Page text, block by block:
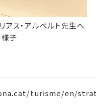
ス・アルベルト先生へ
様子
turisme/en/